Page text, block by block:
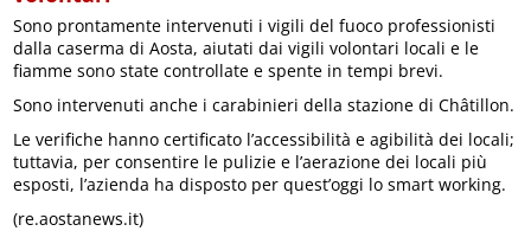
Sono prontamente intervenuti i vigili del fuoco professionisti
dalla caserma di Aosta, aiutati dai vigili volontari locali e le
fiamme sono state controllate e spente in tempi brevi.
Sono intervenuti anche i carabinieri della stazione di Châtillon.
Le verifiche hanno certificato l’accessibilità e agibilità dei locali;
tuttavia, per consentire le pulizie e l’aerazione dei locali più
esposti, l’azienda ha disposto per quest’oggi lo smart working.
(re.aostanews.it)